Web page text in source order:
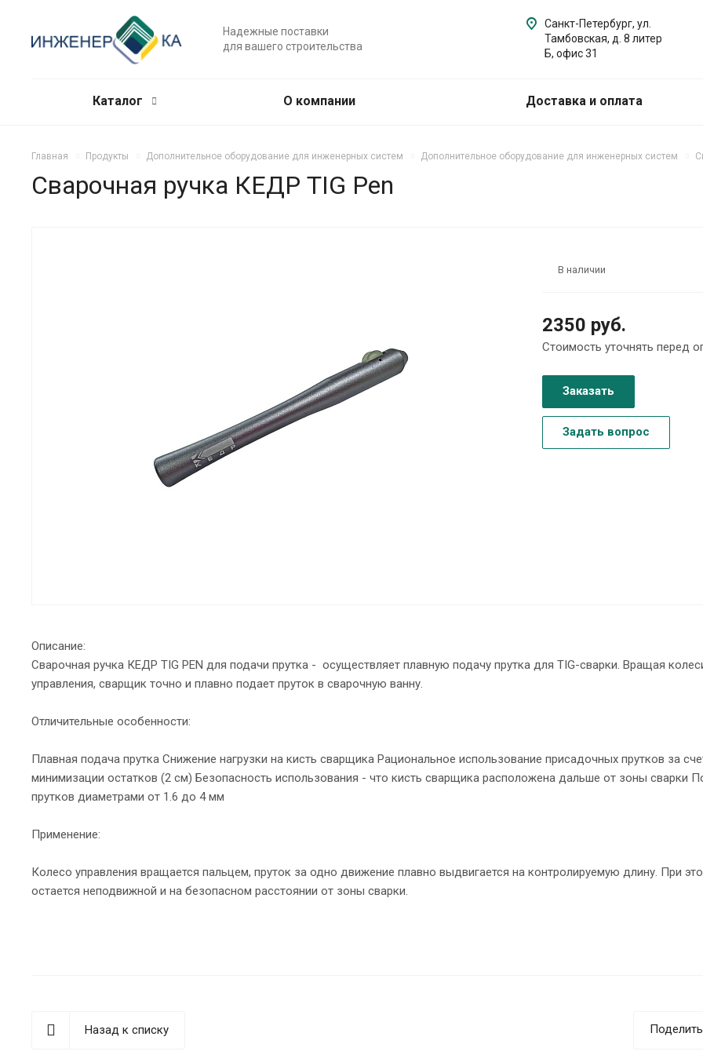
Надежные поставки
для вашего строительства
Санкт-Петербург, ул.
Тамбовская, д. 8 литер
Б, офис 31
Каталог О компании Доставка и оплата
Главная Продукты Дополнительное оборудование для инженерных систем Дополнительное оборудование для инженерных систем
Сварочная ручка КЕДР TIG Pen
В наличии
2350 руб.
Стоимость уточнять перед
Заказать
Задать вопрос
Описание:
Сварочная ручка КЕДР TIG PEN для подачи прутка - осуществляет плавную подачу прутка для TIG-сварки. Вращая
управления, сварщик точно и плавно подает пруток в сварочную ванну.
Отличительные особенности:
Плавная подача прутка Снижение нагрузки на кисть сварщика Рациональное использование присадочных прутков за
минимизации остатков (2 см) Безопасность использования - что кисть сварщика расположена дальше от зоны сварки
прутков диаметрами от 1.6 до 4 мм
Применение:
Колесо управления вращается пальцем, пруток за одно движение плавно выдвигается на контролируемую длину. При
остается неподвижной и на безопасном расстоянии от зоны сварки.
Назад к списку